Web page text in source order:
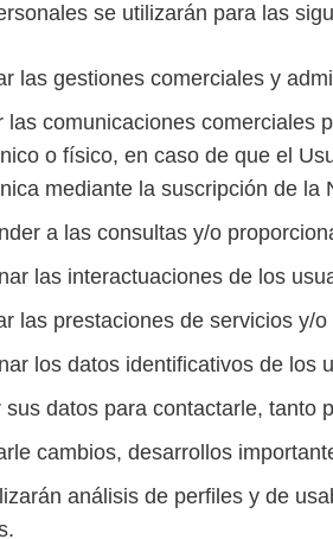
se utilizarán para las
las gestiones comerciales y
las comunicaciones comerciales
o físico, en caso de que el
mediante la suscripción de la
a las consultas y/o
las interactuaciones de los
las prestaciones de servicios y/
los datos identificativos de los
sus datos para contactarle, tanto
cambios, desarrollos
análisis de perfiles y de